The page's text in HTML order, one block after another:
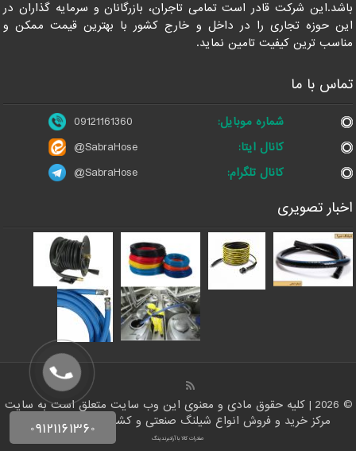
باشد.این شرکت قادر است تمامی تاجران، بازرگانان و سرمایه گذاران در
این حوزه تجاری را در داخل و خارج کشور با بهترین قیمت ممکن و
مناسب ترین کیفیت تامین نماید.
تماس با ما
شماره موبایل:
09121161360
کانال ایتا:
@SabraHose
کانال تلگرام:
@SabraHose
اخبار تصویری
© 2026 | کلیه حقوق مادی و معنوی این وب سایت متعلق است به سایت
مرکز خرید و فروش انواع شیلنگ صنعتی و کشاورزی | ایران شلنگ
صادرات کالا با آرادبرندینگ